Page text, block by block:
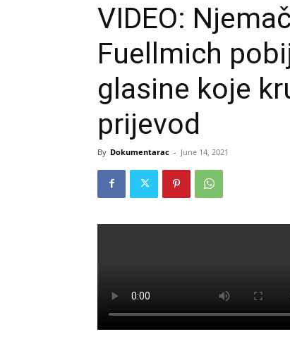
VIDEO:
Fuellmich
glasine koje
prijevod
By Dokumentarac - June 14, 2021